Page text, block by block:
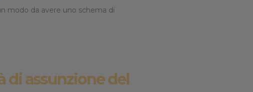
modo da avere uno schema di
di assunzione del